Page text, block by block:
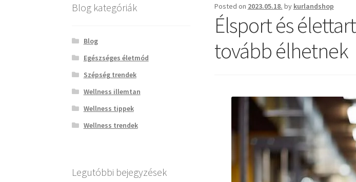
Posted on 2023.05.18. by kurlandshop
Élsport és
tovább élhetnek
Blog kategóriák
Blog
Egészséges életmód
Szépség trendek
Wellness illemtan
Wellness tippek
Wellness trendek
Legutóbbi bejegyzések